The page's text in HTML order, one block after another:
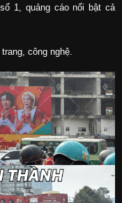
1, quảng cáo nổi bật cả
công nghệ.